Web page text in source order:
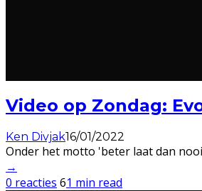
Video op Zondag:
Ken Divjak16/01/2022
Onder het motto 'beter laat dan
→
0 reacties 61 min read